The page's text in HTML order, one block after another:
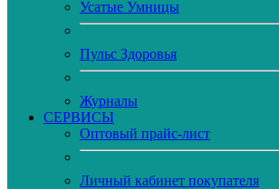
Усатые Умницы
Пульс Здоровья
Журналы
CЕРВИСЫ
Оптовый прайс-лист
Личный кабинет покупателя